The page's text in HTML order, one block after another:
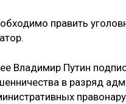
править
Владимир Путин
в разряд